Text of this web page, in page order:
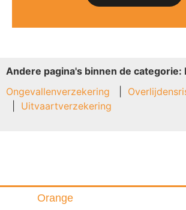
Andere pagina's binnen de categorie:
Ongevallenverzekering
Uitvaartverzekering
Orange